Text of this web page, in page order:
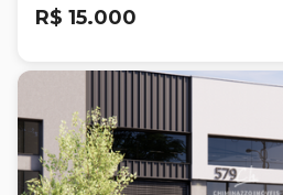
R$ 15.000